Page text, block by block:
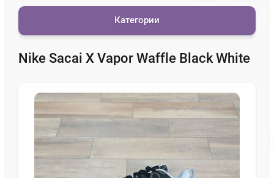
Категории
Nike Sacai X Vapor Waffle Black White